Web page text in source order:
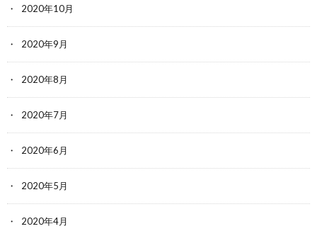
2020年10月
2020年9月
2020年8月
2020年7月
2020年6月
2020年5月
2020年4月